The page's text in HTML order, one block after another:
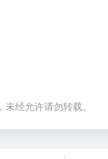
经允许请勿转载。